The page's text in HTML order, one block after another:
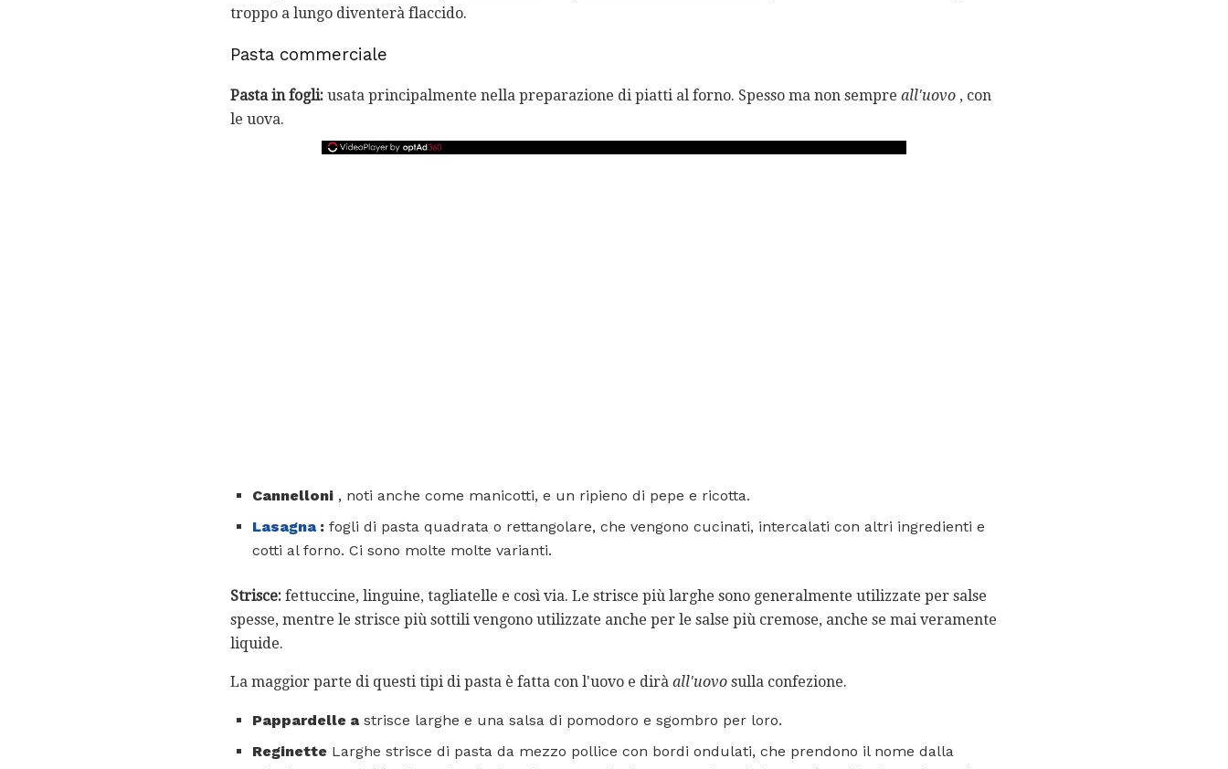
troppo a lungo diventerà flaccido.
Pasta commerciale
Pasta in fogli: usata principalmente nella preparazione di piatti al forno. Spesso ma non sempre all'uovo , con
le uova.
Cannelloni , noti anche come manicotti, e un ripieno di pepe e ricotta.
Lasagna: fogli di pasta quadrata o rettangolare, che vengono cucinati, intercalati con altri ingredienti e
cotti al forno. Ci sono molte molte varianti.
Strisce: fettuccine, linguine, tagliatelle e così via. Le strisce più larghe sono generalmente utilizzate per salse
spesse, mentre le strisce più sottili vengono utilizzate anche per le salse più cremose, anche se mai veramente
liquide.
La maggior parte di questi tipi di pasta è fatta con l'uovo e dirà all'uovo sulla confezione.
Pappardelle astrisce larghe e una salsa di pomodoro e sgombro per loro.
Reginette Larghe strisce di pasta da mezzo pollice con bordi ondulati, che prendono il nome dalla